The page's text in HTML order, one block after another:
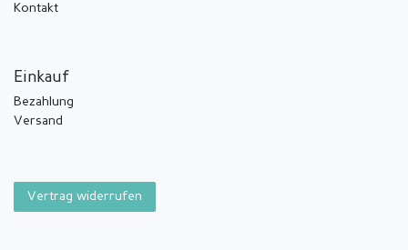
Kontakt
Einkauf
Bezahlung
Versand
Vertrag widerrufen